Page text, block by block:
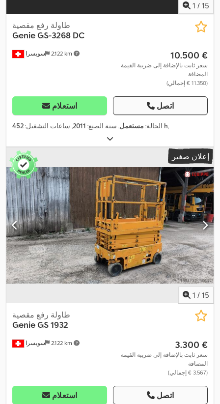
1 / 15
سويسرا 2.122 km
طاولة رفع مقصية
GenieGS-3268 DC
‏10.500 €
سعر ثابت بالإضافة إلى ضريبة القيمة
المضافة
(‏11.350 € إجمالي)
استعلام اتصل
الحالة: مستعمل, سنة الصنع: 2011, ساعات التشغيل: 452 h,
إعلان صغير
1 / 15
سويسرا 2.122 km
طاولة رفع مقصية
GenieGS 1932
‏3.300 €
سعر ثابت بالإضافة إلى ضريبة القيمة
المضافة
(‏3.567 € إجمالي)
استعلام اتصل